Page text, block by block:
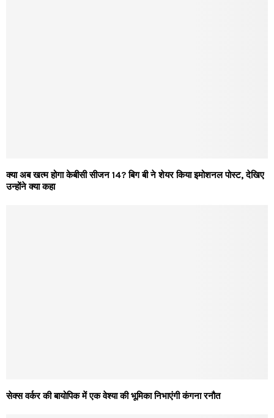
क्या अब खत्म होगा केबीसी सीजन 14? बिग बी ने शेयर किया इमोशनल पोस्ट, देखिए
उन्होंने क्या कहा
सेक्स वर्कर की बायोपिक में एक वेश्या की भूमिका निभाएंगी कंगना रनौत